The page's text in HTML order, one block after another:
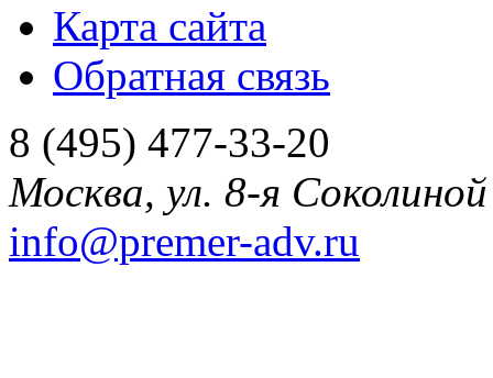
Карта сайта
Обратная связь
8 (495) 477-33-20
Москва, ул. 8-я
info@premer-adv.ru